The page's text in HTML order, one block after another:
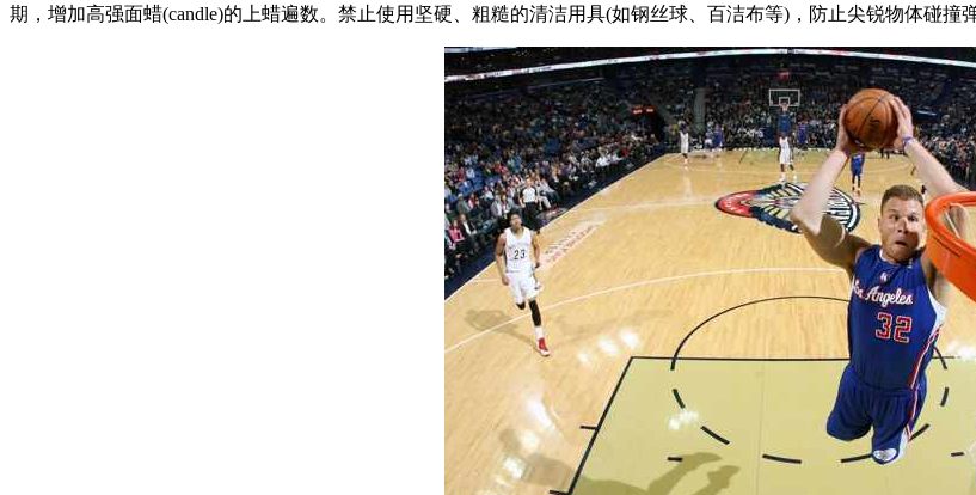
期，增加高强面蜡(candle)的上蜡遍数。禁止使用坚硬、粗糙的清洁用具(如钢丝球、百洁布等)，防止尖锐物体碰